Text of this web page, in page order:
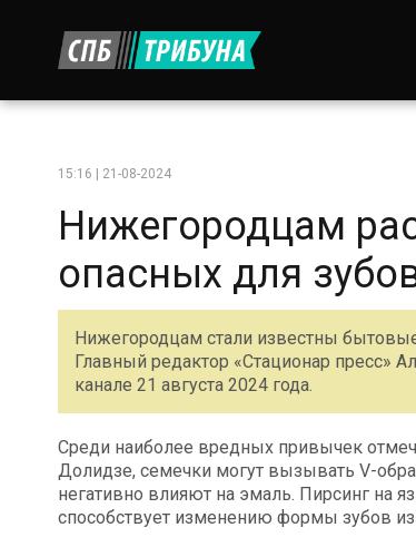
15:16 | 21-08-2024
Нижегородцам
опасных для
Нижегородцам стали известны
Главный редактор «Стационар пресс»
канале 21 августа 2024 года.
Среди наиболее вредных привычек
Долидзе, семечки могут вызывать V-
негативно влияют на эмаль. Пирсинг на
способствует изменению формы зубов